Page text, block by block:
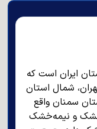
قم، شهر قم، یکی از ۳۱ استان ایران است که
شمال استان
سمنان واقع
و نیمه‌خشک